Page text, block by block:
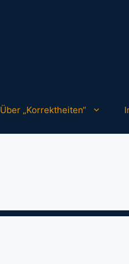
Über „Korrektheiten“